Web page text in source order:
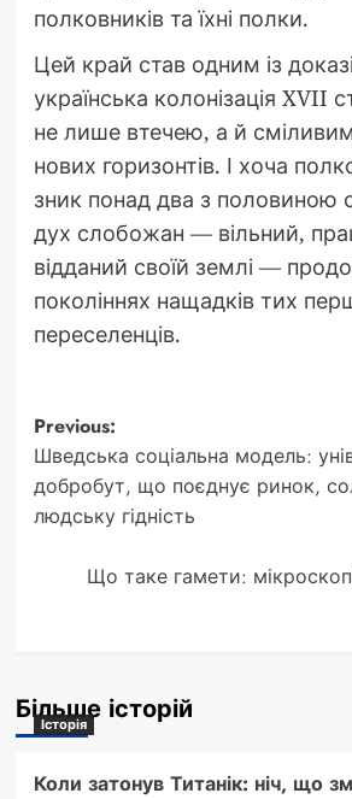
полковників та їхні полки.
Цей край став одним із
українська колонізація XVII
не лише втечею, а й
нових горизонтів. І хоча
зник понад два з половиною
дух слобожан — вільний,
відданий своїй землі —
поколіннях нащадків тих
переселенців.
Post
navigation
Previous:
Шведська соціальна модель:
добробут, що поєднує ринок,
людську гідність
Що таке гамети:
Більше історій
Історія
Коли затонув Титанік: ніч, що